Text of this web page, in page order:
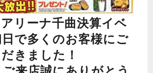
リーナ千曲決算イベ
で多くのお客様にご
きました！